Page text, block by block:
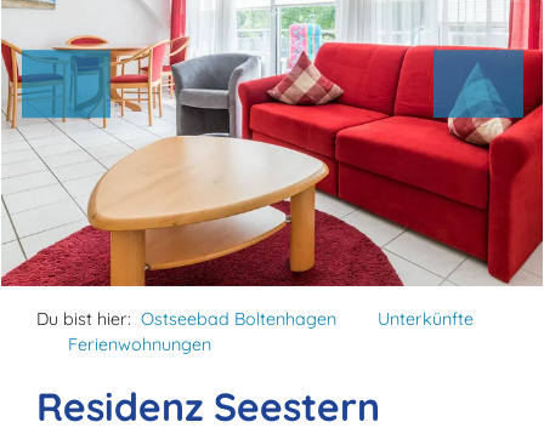
Du bist hier: Ostseebad Boltenhagen
Unterkünfte
Ferienwohnungen
Residenz Seestern